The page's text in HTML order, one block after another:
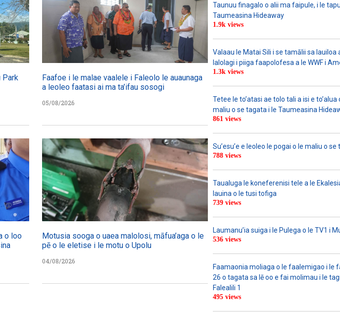
Faafoe i le malae vaalele i Faleolo le auaunaga
a leoleo faatasi ai ma ta’ifau sosogi
05/08/2026
o loo
Motusia sooga o uaea malolosi, māfua’aga o le
pē o le eletise i le motu o Upolu
04/08/2026
Taunuu finagalo o alii ma faipule, i le
Taumeasina Hideaway
1.9k views
Valaau le Matai Sili i se tamālii sa lauiloa
lalolagi i piiga faapolofesa a le WWF i
1.3k views
Tetee le to’atasi ae tolo tali a isi e to’alua
maliu o se tagata i le Taumeasina
861 views
Su’esu’e e leoleo le pogai o le maliu o se
788 views
Taualuga le koneferenisi tele a le
lauina o le tusi tofiga
739 views
Laumanu’ia suiga i le Pulega o le TV1 i
536 views
Faamaonia moliaga o le faalemigao i le
26 o tagata sa lē oo e fai molimau i le
Falealili 1
495 views